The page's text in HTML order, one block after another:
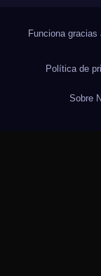
Funciona gracias
Política de
Sobre